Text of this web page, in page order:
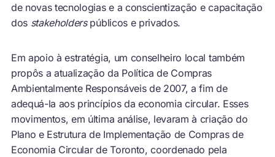
de novas tecnologias e a conscientização e capacitação
dos stakeholderspúblicos e privados.
Em apoio à estratégia, um conselheiro local também
propôs a atualização da Política de Compras
Ambientalmente Responsáveis de 2007, a fim de
adequá-la aos princípios da economia circular. Esses
movimentos, em última análise, levaram à criação do
Plano e Estrutura de Implementação de Compras de
Economia Circular de Toronto, coordenado pela